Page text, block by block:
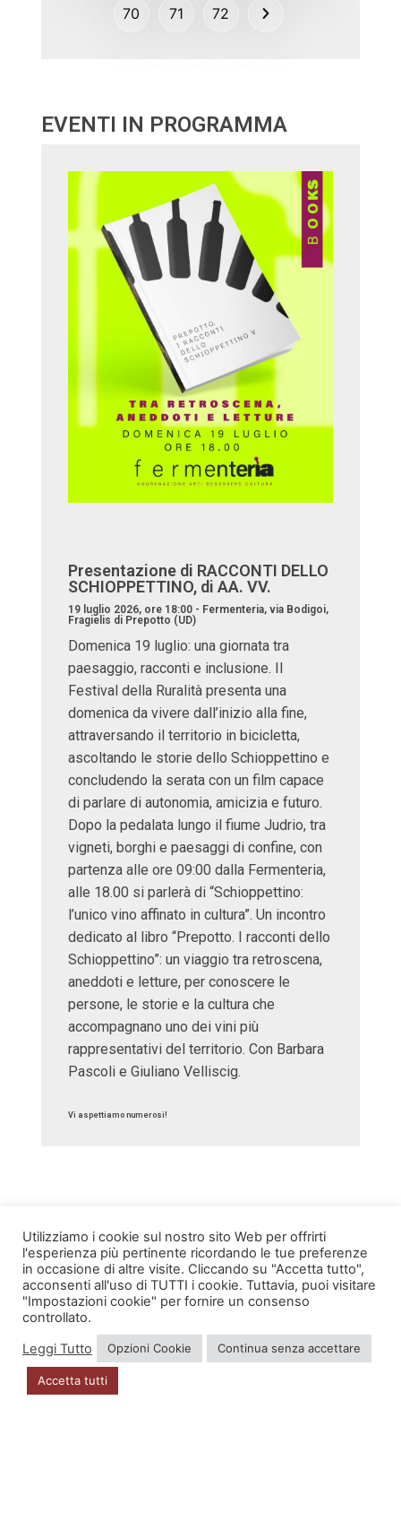
70
71 72
EVENTI IN PROGRAMMA
Presentazione di RACCONTI DELLO
SCHIOPPETTINO, di AA. VV.
19 luglio 2026, ore 18:00 - Fermenteria, via Bodigoi,
Fragielis di Prepotto (UD)
Domenica 19 luglio: una giornata tra
paesaggio, racconti e inclusione. Il
Festival della Ruralità presenta una
domenica da vivere dall’inizio alla fine,
attraversando il territorio in bicicletta,
ascoltando le storie dello Schioppettino e
concludendo la serata con un film capace
di parlare di autonomia, amicizia e futuro.
Dopo la pedalata lungo il fiume Judrio, tra
vigneti, borghi e paesaggi di confine, con
partenza alle ore 09:00 dalla Fermenteria,
alle 18.00 si parlerà di “Schioppettino:
l’unico vino affinato in cultura”. Un incontro
dedicato al libro “Prepotto. I racconti dello
Schioppettino”: un viaggio tra retroscena,
aneddoti e letture, per conoscere le
persone, le storie e la cultura che
accompagnano uno dei vini più
rappresentativi del territorio. Con Barbara
Pascoli e Giuliano Velliscig.
Vi aspettiamo numerosi!
INFO
Account
Privacy Policy
Utilizziamo i cookie sul nostro sito Web per offrirti
l'esperienza più pertinente ricordando le tue preferenze
in occasione di altre visite. Cliccando su "Accetta tutto",
acconsenti all'uso di TUTTI i cookie. Tuttavia, puoi visitare
"Impostazioni cookie" per fornire un consenso
controllato.
Leggi Tutto
Opzioni Cookie Continua senza accettare
Accetta tutti